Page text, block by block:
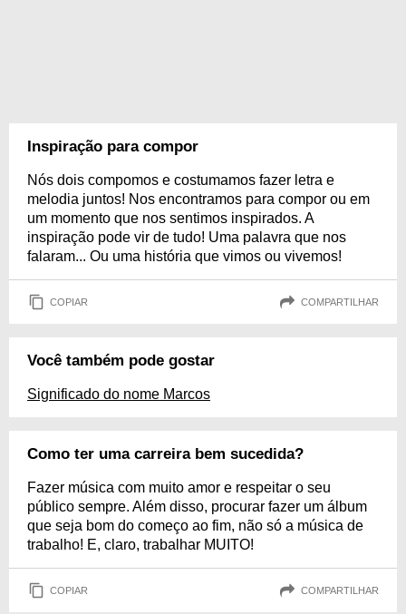
Inspiração para compor
Nós dois compomos e costumamos fazer letra e
melodia juntos! Nos encontramos para compor ou em
um momento que nos sentimos inspirados. A
inspiração pode vir de tudo! Uma palavra que nos
falaram... Ou uma história que vimos ou vivemos!
COPIAR COMPARTILHAR
Você também pode gostar
Significado do nome Marcos
Como ter uma carreira bem sucedida?
Fazer música com muito amor e respeitar o seu
público sempre. Além disso, procurar fazer um álbum
que seja bom do começo ao fim, não só a música de
trabalho! E, claro, trabalhar MUITO!
COPIAR COMPARTILHAR